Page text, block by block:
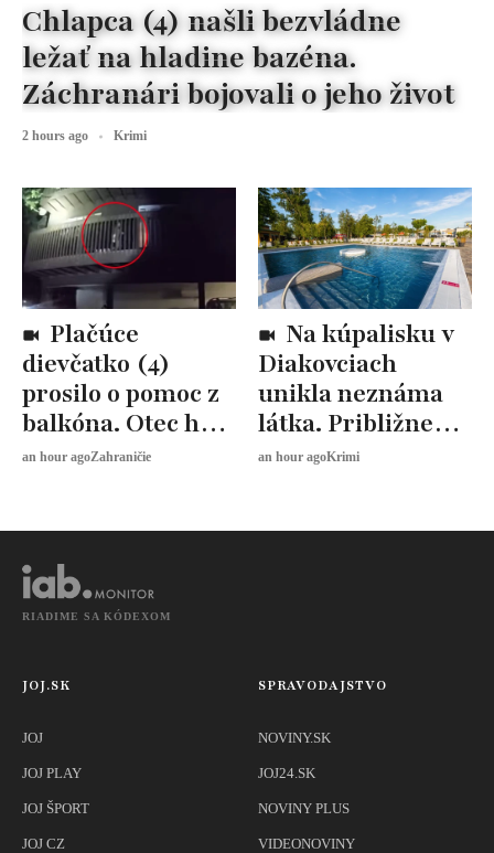
dievčatko (4)
prosilo o pomoc z
balkóna. Otec ho
nechal doma samé
an hour agoZahraničie
Diakovciach
unikla neznáma
látka. Približne
100 ľudí
an hour agoKrimi
Chlapca (4) našli bezvládne
ležať na hladine bazéna.
Záchranári bojovali o jeho život
2 hours ago Krimi
RIADIME SA KÓDEXOM
JOJ.SK
JOJ
JOJ PLAY
JOJ ŠPORT
JOJ CZ
SPRAVODAJSTVO
NOVINY.SK
JOJ24.SK
NOVINY PLUS
VIDEONOVINY